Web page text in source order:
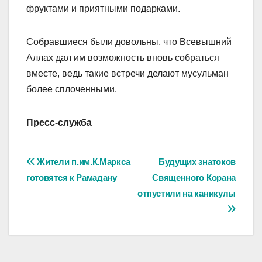
фруктами и приятными подарками.
Собравшиеся были довольны, что Всевышний
Аллах дал им возможность вновь собраться
вместе, ведь такие встречи делают мусульман
более сплоченными.
Пресс-служба
Навигация
Будущих знатоков
Священного Корана
отпустили на каникулы
Жители п.им.К.Маркса
готовятся к Рамадану